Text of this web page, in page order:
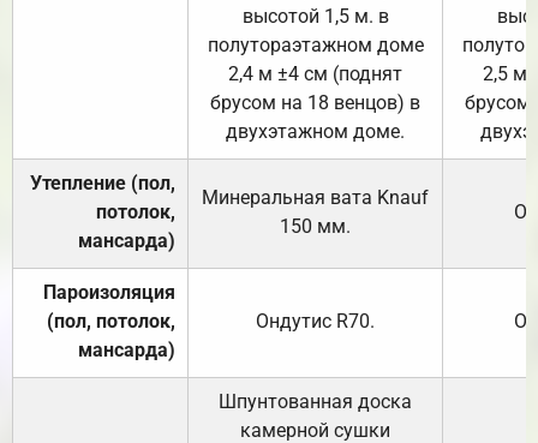
высотой 1,5 м. в
полутораэтажном доме
2,4 м ±4 см (поднят
брусом на 18 венцов) в
двухэтажном доме.
2,5 м
брусом
Утепление (пол,
потолок,
мансарда)
Минеральная вата Knauf
150 мм.
Пароизоляция
(пол, потолок,
мансарда)
Ондутис R70.
Шпунтованная доска
камерной сушки